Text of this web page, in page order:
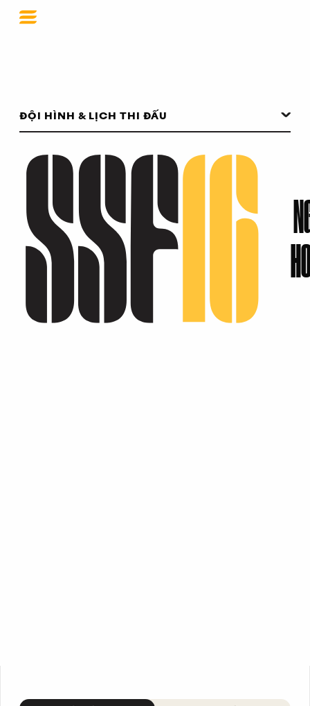
ĐỘI HÌNH & LỊCH THI ĐẤU